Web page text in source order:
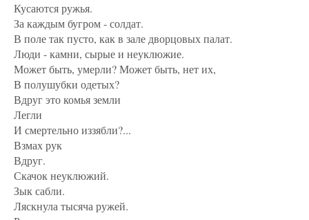
Кусаются ружья.
За каждым бугром - солдат.
В поле так пусто, как в зале дворцовых палат.
Люди - камни, сырые и неуклюжие.
Может быть, умерли? Может быть, нет их,
В полушубки одетых?
Вдруг это комья земли
Легли
И смертельно иззябли?...
Взмах рук
Вдруг.
Скачок неуклюжий.
Зык сабли.
Ляскнула тысяча ружей.